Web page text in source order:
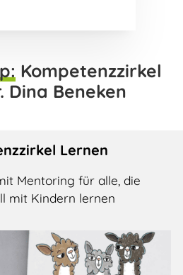
Kompetenzzirkel
Dina Beneken
Lernen
Mentoring für alle, die
mit Kindern lernen